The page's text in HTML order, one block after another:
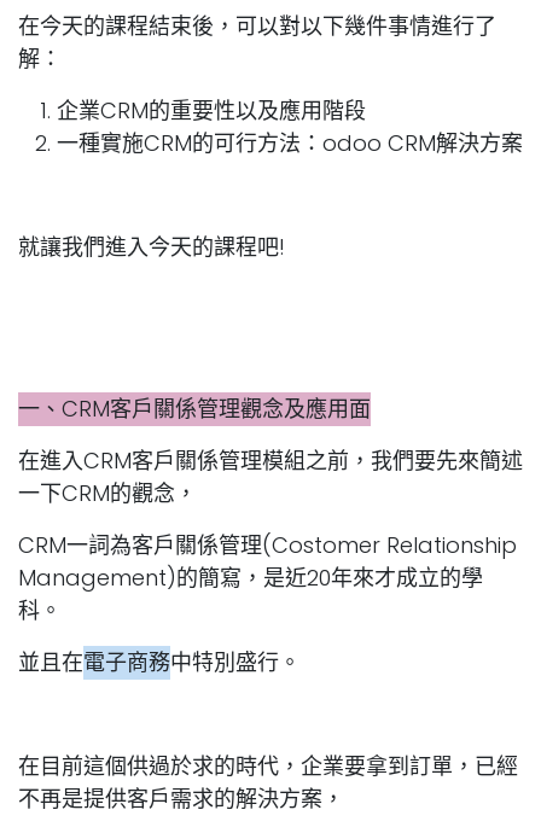
在今天的課程結束後，可以對以下幾件事情進行了
解：
企業CRM的重要性以及應用階段
一種實施CRM的可行方法：odoo CRM解決方案
就讓我們進入今天的課程吧!
一、CRM客戶關係管理觀念及應用面
在進入CRM客戶關係管理模組之前，我們要先來簡述
一下CRM的觀念，
CRM一詞為客戶關係管理(Costomer Relationship
Management)的簡寫，是近20年來才成立的學
科。
並且在電子商務中特別盛行。
在目前這個供過於求的時代，企業要拿到訂單，已經
不再是提供客戶需求的解決方案，